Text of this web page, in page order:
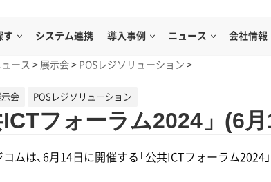
す システム連携 導入事例 ニュース 会社情報
ュース > 展示会 > POSレジソリューション >
示会 POSレジソリューション
ICTフォーラム2024」(6
ムは、6月14日に開催する「公共ICTフォーラム2024